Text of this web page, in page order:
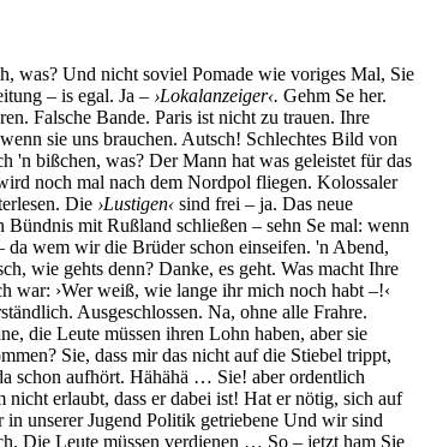
was? Und nicht soviel Pomade wie voriges Mal, Sie
– is egal. Ja – ›Lokalanzeiger‹. Gehm Se her.
Falsche Bande. Paris ist nicht zu trauen. Ihre
sie uns brauchen. Autsch! Schlechtes Bild von
'n bißchen, was? Der Mann hat was geleistet für das
noch mal nach dem Nordpol fliegen. Kolossaler
Die ›Lustigen‹ sind frei – ja. Das neue
mit Rußland schließen – sehn Se mal: wenn
wem wir die Brüder schon einseifen. 'n Abend,
wie gehts denn? Danke, es geht. Was macht Ihre
war: ›Wer weiß, wie lange ihr mich noch habt –!‹
Ausgeschlossen. Na, ohne alle Frahre.
die Leute müssen ihren Lohn haben, aber sie
Sie, dass mir das nicht auf die Stiebel trippt,
schon aufhört. Hähähä … Sie! aber ordentlich
erlaubt, dass er dabei ist! Hat er nötig, sich auf
unserer Jugend Politik getriebene Und wir sind
Die Leute müssen verdienen … So – jetzt ham Sie